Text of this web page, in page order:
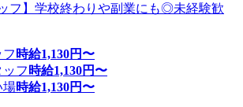
フ】学校終わりや副業にも◎未経験歓
時給1,130円〜
フ 時給1,130円〜
場時給1,130円〜